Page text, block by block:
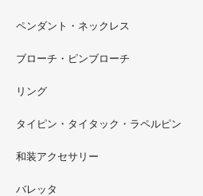
ただ今 東武百貨店船橋店に出展
イベントスペースにいます。お
ペンダント・ネックレス
ブローチ・ピンブローチ
リング
タイピン・タイタック・ラペルピン
和装アクセサリー
バレッタ